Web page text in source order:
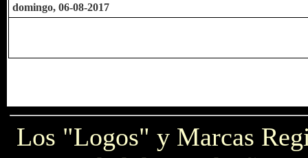
domingo, 06-08-2017
Los "Logos" y Marcas